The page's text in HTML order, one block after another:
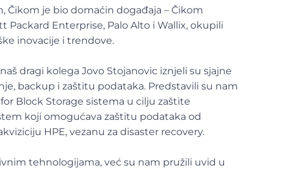
Čikom je bio domaćin događaja – Čikom
Packard Enterprise, Palo Alto i Wallix, okupili
inovacije i trendove.
dragi kolega Jovo Stojanovic iznjeli su sjajne
backup i zaštitu podataka. Predstavili su nam
Block Storage sistema u cilju zaštite
koji omogućava zaštitu podataka od
HPE, vezanu za disaster recovery.
tehnologijama, već su nam pružili uvid u